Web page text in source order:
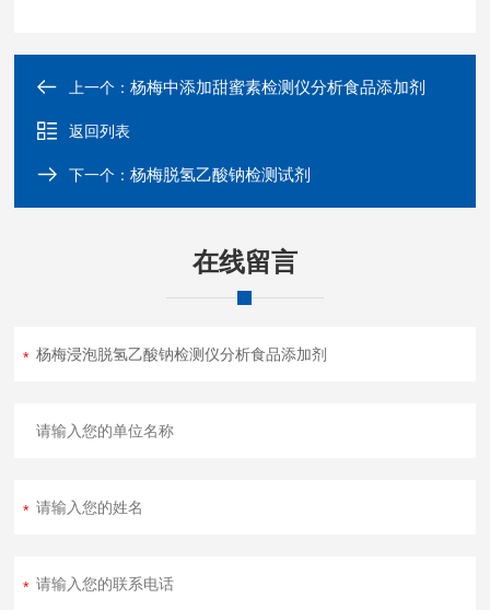
上一个：杨梅中添加甜蜜素检测仪分析食品添加剂
返回列表
下一个：杨梅脱氢乙酸钠检测试剂
在线留言